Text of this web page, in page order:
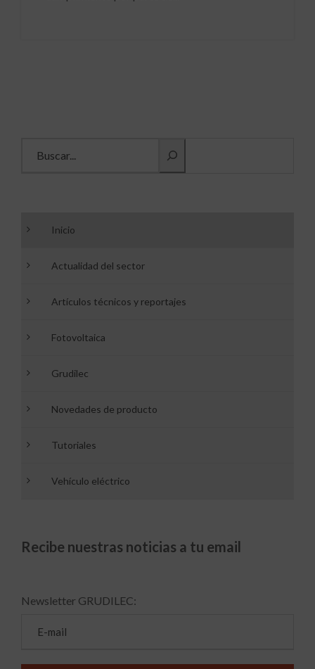
Inicio
Actualidad del sector
Artículos técnicos y reportajes
Fotovoltaica
Grudilec
Novedades de producto
Tutoriales
Vehículo eléctrico
Recibe nuestras noticias a tu email
Newsletter GRUDILEC: